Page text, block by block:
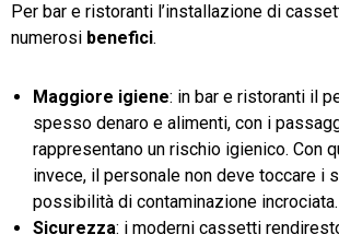
Per bar e ristoranti l’installazione di
numerosi benefici.
Maggiore igiene: in bar e ristoranti il
spesso denaro e alimenti, con i
rappresentano un rischio igienico. Con
invece, il personale non deve toccare i
possibilità di contaminazione incrociata.
Sicurezza: i moderni cassetti